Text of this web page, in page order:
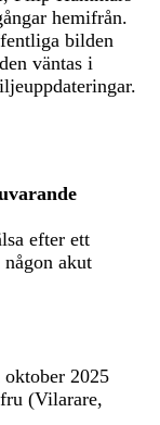
hemifrån.
bilden
väntas i
efter ett
akut
2025
(Vilarare,